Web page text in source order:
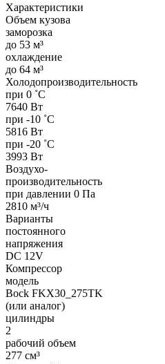
Характеристики
Объем кузова
заморозка
до 53 м³
охлаждение
до 64 м³
Холодопроизводительность
при 0 ˚С
7640 Вт
при -10 ˚С
5816 Вт
при -20 ˚С
3993 Вт
Воздухо-
производительность
при давлении 0 Па
2810 м³/ч
Варианты
постоянного
напряжения
DC 12V
Компрессор
модель
Bock FKX30_275TK
(или аналог)
цилиндры
2
рабочий объем
277 см³